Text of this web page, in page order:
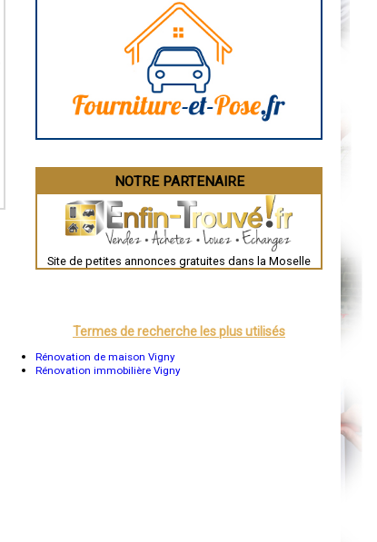
Brive-la-Gaillarde
Guéret
Besançon
Évreux
Chartres
Nîmes
Auch
Dole
Mont-de-Marsan
NOTRE PARTENAIRE
Site de petites annonces gratuites dans la Moselle
Termes de recherche les plus utilisés
Rénovation de maison Vigny
Rénovation immobilière Vigny